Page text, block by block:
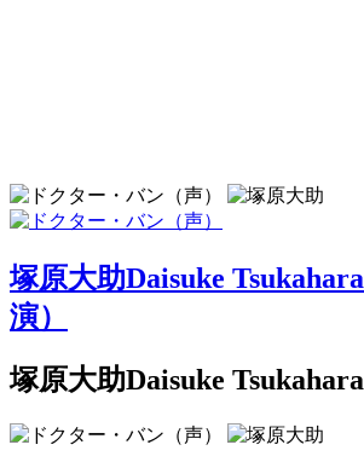
塚原大助Daisuke Tsukahara
演）
塚原大助Daisuke Tsukahara